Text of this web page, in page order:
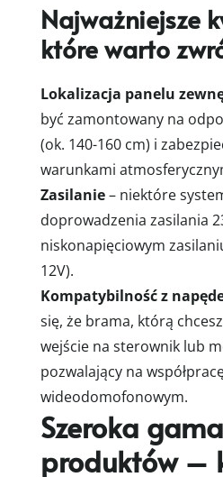
Najważniejsze
które warto
Lokalizacja panelu
być zamontowany na
(ok. 140-160 cm) i
warunkami
Zasilanie– niektóre
doprowadzenia zasilania
niskonapięciowym
12V).
Kompatybilność z
się, że brama, którą
wejście na sterownik lub
pozwalający na
wideodomofonowym.
Szeroka gama
produktów –